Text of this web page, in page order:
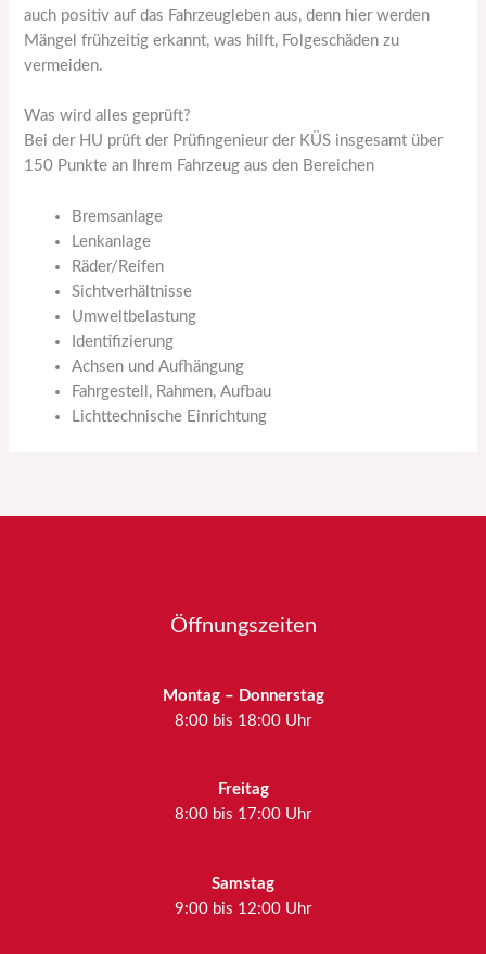
auch positiv auf das Fahrzeugleben aus, denn hier werden
Mängel frühzeitig erkannt, was hilft, Folgeschäden zu
vermeiden.
Was wird alles geprüft?
Bei der HU prüft der Prüfingenieur der KÜS insgesamt über
150 Punkte an Ihrem Fahrzeug aus den Bereichen
Bremsanlage
Lenkanlage
Räder/Reifen
Sichtverhältnisse
Umweltbelastung
Identifizierung
Achsen und Aufhängung
Fahrgestell, Rahmen, Aufbau
Lichttechnische Einrichtung
Öffnungszeiten
Montag – Donnerstag
8:00 bis 18:00 Uhr
Freitag
8:00 bis 17:00 Uhr
Samstag
9:00 bis 12:00 Uhr